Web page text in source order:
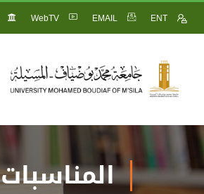
ENT
EMAIL
WebTV
المناسبات